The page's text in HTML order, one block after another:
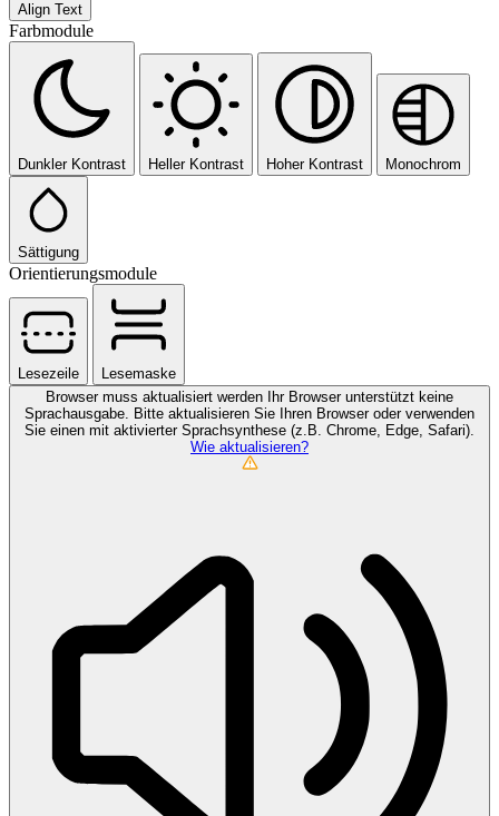
Align Text
Farbmodule
Dunkler Kontrast Heller Kontrast Hoher Kontrast Monochrom
Sättigung
Orientierungsmodule
Lesezeile
Lesemaske
Browser muss aktualisiert werden
Ihr Browser unterstützt keine
Sprachausgabe. Bitte aktualisieren Sie Ihren Browser oder verwenden
Sie einen mit aktivierter Sprachsynthese (z.B. Chrome, Edge, Safari).
Wie aktualisieren?